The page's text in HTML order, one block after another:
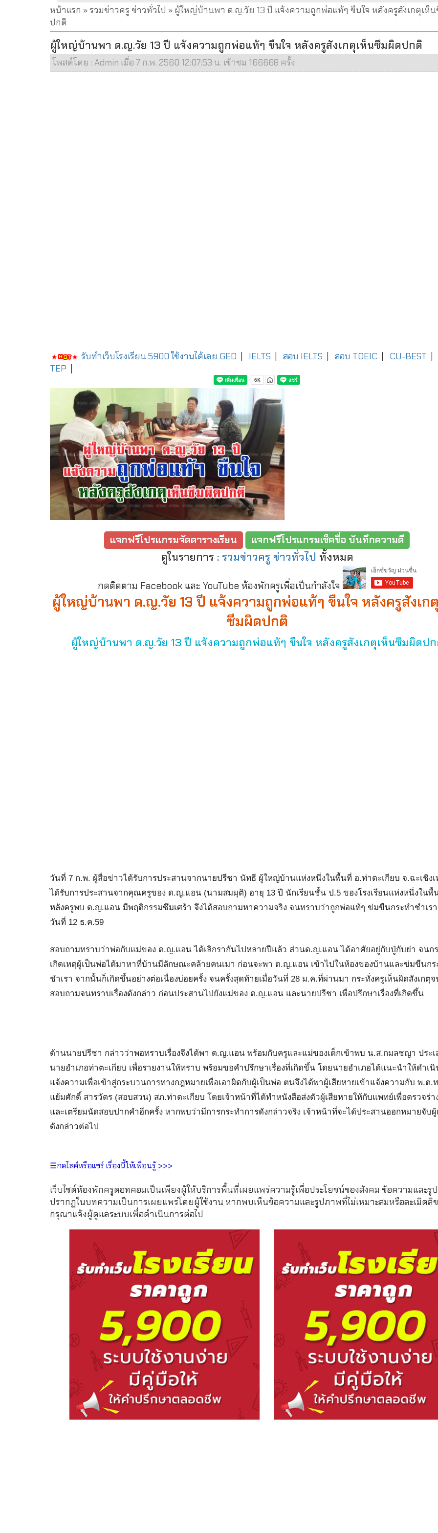
หน้าแรก »รวมข่าวครู ข่าวทั่วไป » ผู้ใหญ่บ้านพา ด.ญ.วัย 13 ปี แจ้งความถูกพ่อแท้ๆ ขืนใจ หลังครูสังเกตุเห็
ปกติ
ผู้ใหญ่บ้านพา ด.ญ.วัย 13 ปี แจ้งความถูกพ่อแท้ๆ ขืนใจ หลังครูสังเกตุเห็นซึมผิดปกติ
โพสต์โดย : Admin เมื่อ 7 ก.พ. 2560 12:07:53 น. เข้าชม 166668 ครั้ง
รับทำเว็บโรงเรียน 5900 ใช้งานได้เลย GED IELTS สอบ IELTS สอบ TOEIC CU-BEST
TEP
แจกฟรีโปรแกรมจัดตารางเรียน แจกฟรีโปรแกรมเช็คชื่อ บันทึกความดี
ดูในรายการ : รวมข่าวครู ข่าวทั่วไป ทั้งหมด
กดติดตาม Facebook และ YouTube ห้องพักครูเพื่อเป็นกำลังใจ
ผู้ใหญ่บ้านพา ด.ญ.วัย 13 ปี แจ้งความถูกพ่อแท้ๆ ขืนใจ หลังครูสังเก
ซึมผิดปกติ
ผู้ใหญ่บ้านพา ด.ญ.วัย 13 ปี แจ้งความถูกพ่อแท้ๆ ขืนใจ หลังครูสังเกตุเห็นซึมผิดป
วันที่ 7 ก.พ. ผู้สื่อข่าวได้รับการประสานจากนายปรีชา นัทธี ผู้ใหญ่บ้านแห่งหนึ่งในพื้นที่ อ.ท่าตะเกียบ จ.ฉะเชิงเ
ได้รับการประสานจากคุณครูของ ด.ญ.แอน (นามสมมุติ) อายุ 13 ปี นักเรียนชั้น ป.5 ของโรงเรียนแห่งหนึ่งในพื้
หลังครูพบ ด.ญ.แอน มีพฤติกรรมซึมเศร้า จึงได้สอบถามหาความจริง จนทราบว่าถูกพ่อแท้ๆ ข่มขืนกระทำชำเร
วันที่ 12 ธ.ค.59
สอบถามทราบว่าพ่อกับแม่ของ ด.ญ.แอน ได้เลิกรากันไปหลายปีแล้ว ส่วนด.ญ.แอน ได้อาศัยอยู่กับปู่กับย่า จนก
เกิดเหตุผู้เป็นพ่อได้มาหาที่บ้านมีลักษณะคล้ายคนเมา ก่อนจะพา ด.ญ.แอน เข้าไปในห้องของบ้านและข่มขืนกร
ชำเรา จากนั้นก็เกิดขึ้นอย่างต่อเนื่องบ่อยครั้ง จนครั้งสุดท้ายเมื่อวันที่ 28 ม.ค.ที่ผ่านมา กระทั่งครูเห็นผิดสังเกตุ
สอบถามจนทราบเรื่องดังกล่าว ก่อนประสานไปยังแม่ของ ด.ญ.แอน และนายปรีชา เพื่อปรึกษาเรื่องที่เกิดขึ้น
ด้านนายปรีชา กล่าวว่าพอทราบเรื่องจึงได้พา ด.ญ.แอน พร้อมกับครูและแม่ของเด็กเข้าพบ น.ส.กมลชญา ประเ
นายอำเภอท่าตะเกียบ เพื่อรายงานให้ทราบ พร้อมขอคำปรึกษาเรื่องที่เกิดขึ้น โดยนายอำเภอได้แนะนำให้ดำเ
แจ้งความเพื่อเข้าสู่กระบวนการทางกฎหมายเพื่อเอาผิดกับผู้เป็นพ่อ ตนจึงได้พาผู้เสียหายเข้าแจ้งความกับ พ.ต.
แย้มศักดิ์ สารวัตร (สอบสวน) สภ.ท่าตะเกียบ โดยเจ้าหน้าที่ได้ทำหนังสือส่งตัวผู้เสียหายให้กับแพทย์เพื่อตรวจร่า
และเตรียมนัดสอบปากคำอีกครั้ง หากพบว่ามีการกระทำการดังกล่าวจริง เจ้าหน้าที่จะได้ประสานออกหมายจับ
ดังกล่าวต่อไป
☰กดไลค์หรือแชร์ เรื่องนี้ให้เพื่อนรู้ >>>
เว็บไซต์ห้องพักครูดอทคอมเป็นเพียงผู้ให้บริการพื้นที่เผยแพร่ความรู้เพื่อประโยชน์ของสังคม ข้อความและรู
ปรากฏในบทความเป็นการเผยแพร่โดยผู้ใช้งาน หากพบเห็นข้อความและรูปภาพที่ไม่เหมาะสมหรือละเมิดลิ
กรุณาแจ้งผู้ดูแลระบบเพื่อดำเนินการต่อไป